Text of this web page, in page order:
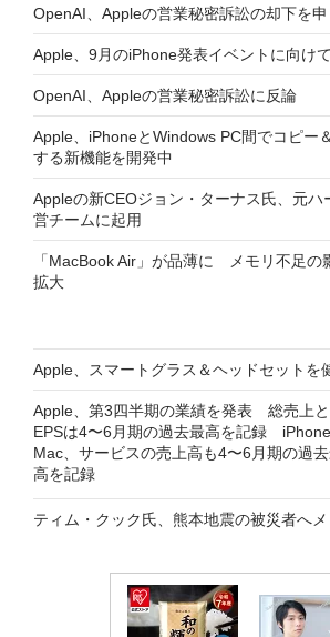
OpenAI、Appleの営業秘密訴訟の却下を
Apple、9月のiPhone発表イベントに向け
OpenAI、Appleの営業秘密訴訟に反論
Apple、iPhoneとWindows PC間でコピー
する新機能を開発中
Appleの新CEOジョン・ターナス氏、元ハ
営チームに起用
「MacBook Air」が品薄に メモリ不足の
拡大
Apple、スマートグラス＆ヘッドセットを
Apple、第3四半期の業績を発表 総売上と
EPSは4〜6月期の過去最高を記録 iPhone
Mac、サービスの売上高も4〜6月期の過
高を記録
ティム・クック氏、熊本地震の被災者へ